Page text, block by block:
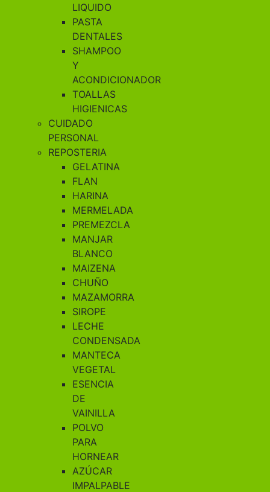
LIQUIDO
PASTA
DENTALES
SHAMPOO
Y
ACONDICIONADOR
TOALLAS
HIGIENICAS
CUIDADO
PERSONAL
REPOSTERIA
GELATINA
FLAN
HARINA
MERMELADA
PREMEZCLA
MANJAR
BLANCO
MAIZENA
CHUÑO
MAZAMORRA
SIROPE
LECHE
CONDENSADA
MANTECA
VEGETAL
ESENCIA
DE
VAINILLA
POLVO
PARA
HORNEAR
AZÚCAR
IMPALPABLE